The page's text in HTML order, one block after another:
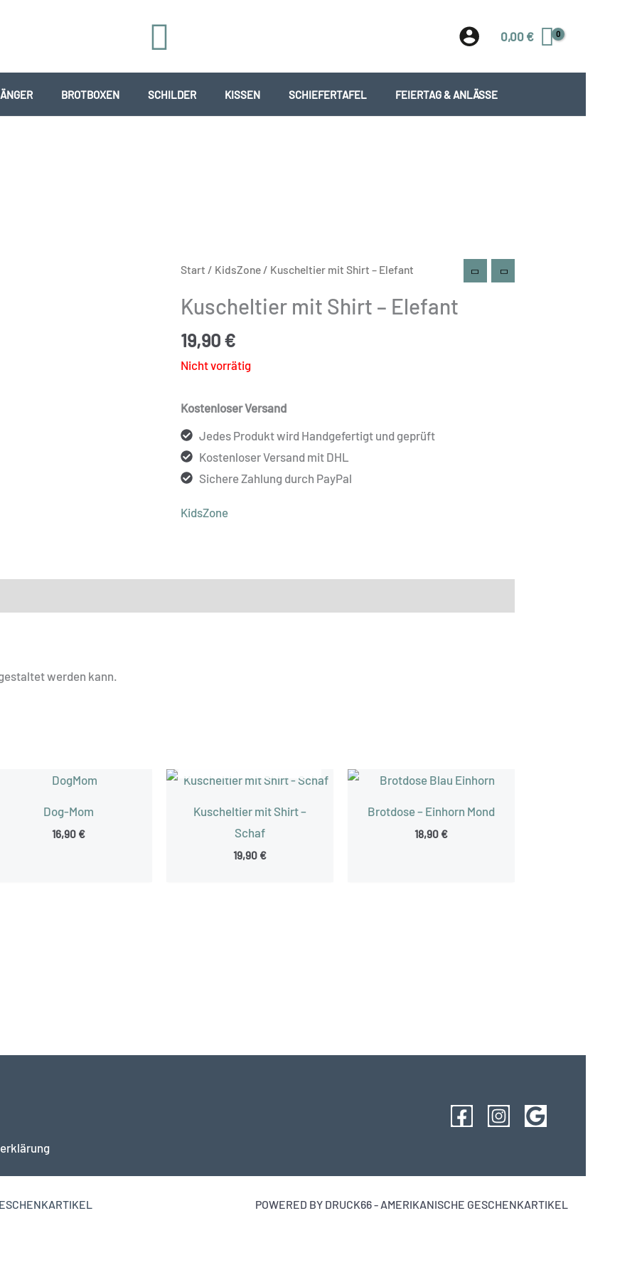
0,00 €
BROTBOXEN SCHILDER KISSEN SCHIEFERTAFEL FEIERTAG & ANLÄSSE
Start / KidsZone / Kuscheltier mit Shirt – Elefant
Kuscheltier mit Shirt – Elefant
19,90€
Nicht vorrätig
Kostenloser Versand
Jedes Produkt wird Handgefertigt und geprüft
Kostenloser Versand mit DHL
Sichere Zahlung durch PayPal
KidsZone
werden kann.
Dog-Mom
16,90 €
Kuscheltier mit Shirt –
Schaf
19,90 €
Brotdose – Einhorn Mond
18,90 €
POWERED BY DRUCK66 - AMERIKANISCHE GESCHENKARTIKEL